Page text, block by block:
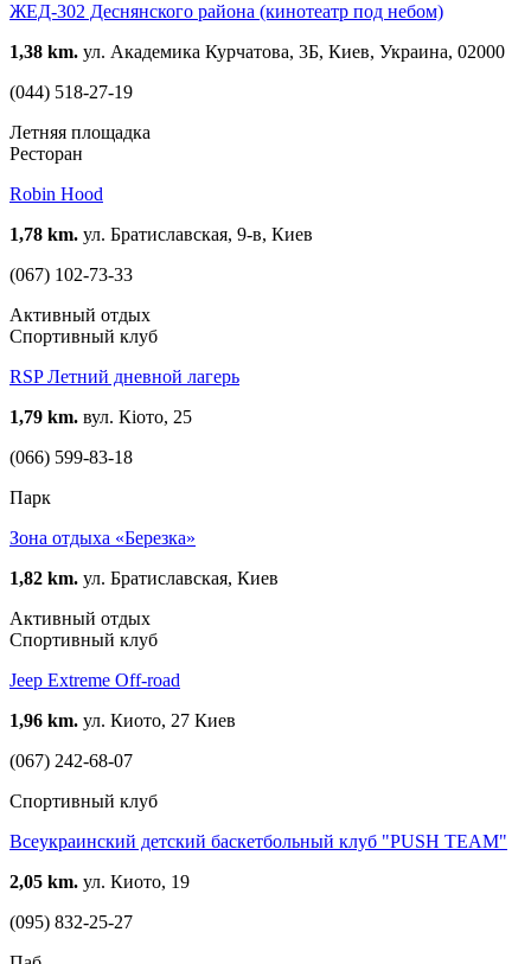
ЖЕД-302 Деснянского района (кинотеатр под небом)
1,38 km. ул. Академика Курчатова, 3Б, Киев, Украина, 02000
(044) 518-27-19
Летняя площадка
Ресторан
Robin Hood
1,78 km. ул. Братиславская, 9-в, Киев
(067) 102-73-33
Активный отдых
Спортивный клуб
RSP Летний дневной лагерь
1,79 km. вул. Кіото, 25
(066) 599-83-18
Парк
Зона отдыха «Березка»
1,82 km. ул. Братиславская, Киев
Активный отдых
Спортивный клуб
Jeep Extreme Off-road
1,96 km. ул. Киото, 27 Киев
(067) 242-68-07
Спортивный клуб
Всеукраинский детский баскетбольный клуб "PUSH TEAM"
2,05 km. ул. Киото, 19
(095) 832-25-27